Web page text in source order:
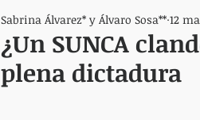
¿Un SUNCA
plena dictadura
Sabrina Álvarez* y Álvaro Sosa** 12